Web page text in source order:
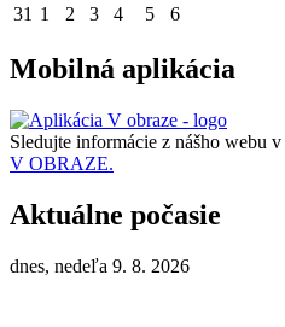
31 1 2 3 4 5 6
Mobilná aplikácia
Sledujte informácie z nášho webu v
V OBRAZE.
Aktuálne počasie
dnes, nedeľa 9. 8. 2026